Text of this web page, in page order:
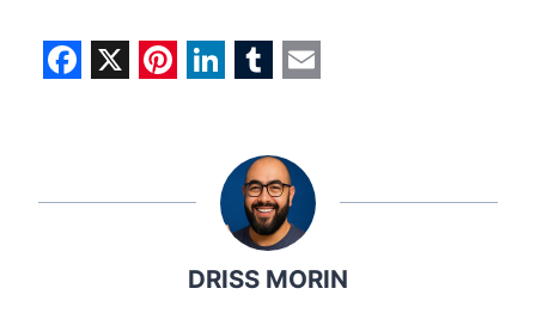
e
t
k
d
m
b
l
r
a
i
l
DRISS MORIN